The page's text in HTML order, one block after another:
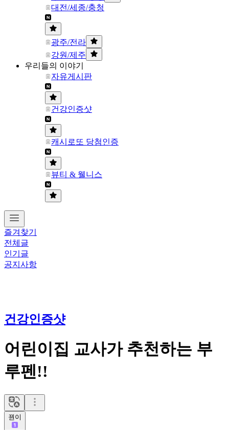
대전/세종/충청
광주/전라
강원/제주
우리들의 이야기
자유게시판
건강인증샷
캐시로또 당첨인증
뷰티 & 웰니스
즐겨찾기
전체글
인기글
공지사항
건강인증샷
어린이집 교사가 추천하는 부
루펜!!
꿘이